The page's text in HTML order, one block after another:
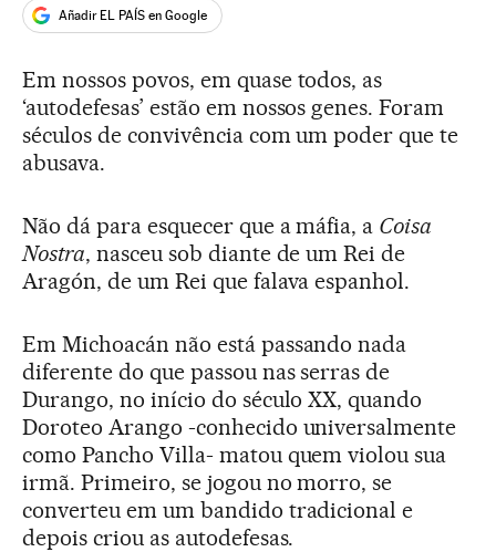
Añadir EL PAÍS en Google
Em nossos povos, em quase todos, as
‘autodefesas’ estão em nossos genes. Foram
séculos de convivência com um poder que te
abusava.
Não dá para esquecer que a máfia, a Coisa
Nostra, nasceu sob diante de um Rei de
Aragón, de um Rei que falava espanhol.
Em Michoacán não está passando nada
diferente do que passou nas serras de
Durango, no início do século XX, quando
Doroteo Arango -conhecido universalmente
como Pancho Villa- matou quem violou sua
irmã. Primeiro, se jogou no morro, se
converteu em um bandido tradicional e
depois criou as autodefesas.